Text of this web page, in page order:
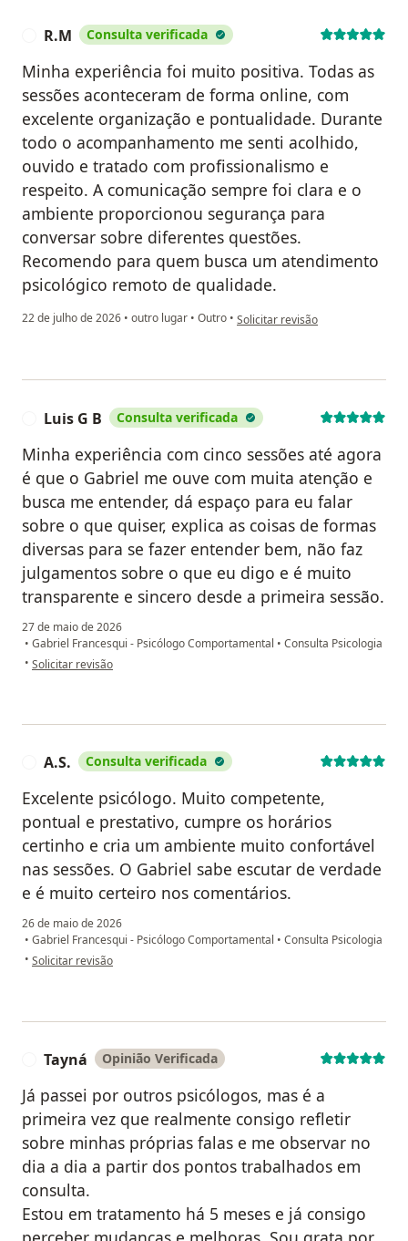
R.M Consulta verificada
Minha experiência foi muito positiva. Todas as
sessões aconteceram de forma online, com
excelente organização e pontualidade. Durante
todo o acompanhamento me senti acolhido,
ouvido e tratado com profissionalismo e
respeito. A comunicação sempre foi clara e o
ambiente proporcionou segurança para
conversar sobre diferentes questões.
Recomendo para quem busca um atendimento
psicológico remoto de qualidade.
22 de julho de 2026 • outro lugar • Outro • na opinião do utilizador R.M
Solicitar revisão
Luis G B Consulta verificada
Minha experiência com cinco sessões até agora
é que o Gabriel me ouve com muita atenção e
busca me entender, dá espaço para eu falar
sobre o que quiser, explica as coisas de formas
diversas para se fazer entender bem, não faz
julgamentos sobre o que eu digo e é muito
transparente e sincero desde a primeira sessão.
27 de maio de 2026
• Gabriel Francesqui - Psicólogo Comportamental • Consulta Psicologia
• na opinião do utilizador Luis G B
Solicitar revisão
A.S. Consulta verificada
Excelente psicólogo. Muito competente,
pontual e prestativo, cumpre os horários
certinho e cria um ambiente muito confortável
nas sessões. O Gabriel sabe escutar de verdade
e é muito certeiro nos comentários.
26 de maio de 2026
• Gabriel Francesqui - Psicólogo Comportamental • Consulta Psicologia
• na opinião do utilizador A.S.
Solicitar revisão
Tayná Opinião Verificada
Já passei por outros psicólogos, mas é a
primeira vez que realmente consigo refletir
sobre minhas próprias falas e me observar no
dia a dia a partir dos pontos trabalhados em
consulta.
Estou em tratamento há 5 meses e já consigo